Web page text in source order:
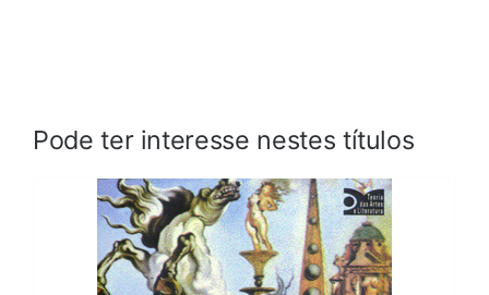
Pode ter interesse nestes títulos